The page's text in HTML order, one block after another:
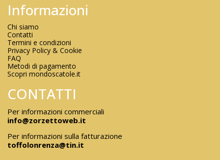
Informazioni
Chi siamo
Contatti
Termini e condizioni
Privacy Policy & Cookie
FAQ
Metodi di pagamento
Scopri mondoscatole.it
CONTATTI
Per informazioni commerciali
info@zorzettoweb.it
Per informazioni sulla fatturazione
toffolonrenza@tin.it